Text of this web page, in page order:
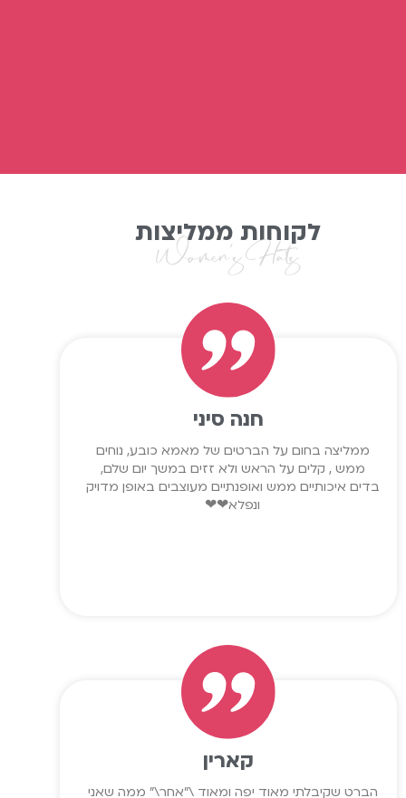
לקוחות ממליצות
חנה סיני
ממליצה בחום על הברטים של מאמא כובע, נוחים
ממש , קלים על הראש ולא זזים במשך יום שלם,
בדים איכותיים ממש ואופנתיים מעוצבים באופן מדויק
ונפלא❤❤
קארין
הברט שקיבלתי מאוד יפה ומאוד \"אחר\" ממה שאני